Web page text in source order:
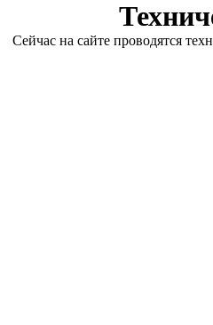
Сейчас на сайте проводятся